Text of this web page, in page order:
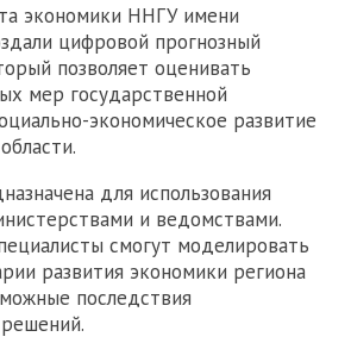
экономики ННГУ имени
цифровой прогнозный
позволяет оценивать
мер государственной
экономическое развитие
для использования
и ведомствами.
смогут моделировать
развития экономики региона
последствия